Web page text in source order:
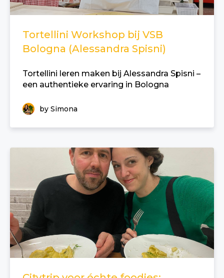
Tortellini Workshop bij VSB
Bologna (Alessandra Spisni)
Tortellini leren maken bij Alessandra Spisni –
een authentieke ervaring in Bologna
by Simona